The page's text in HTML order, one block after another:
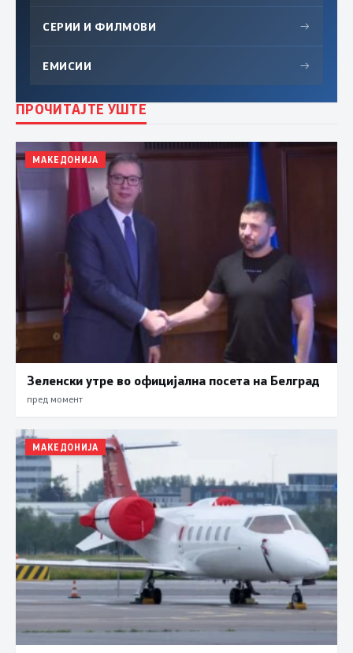
СЕРИИ И ФИЛМОВИ →
ЕМИСИИ →
ПРОЧИТАЈТЕ УШТЕ
МАКЕДОНИЈА
Зеленски утре во официјална посета на Белград
пред момент
МАКЕДОНИЈА